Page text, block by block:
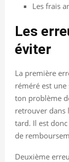
Les frais
Les
éviter
La première
réméré est une
ton problème
retrouver dans
tard. Il est
de
Deuxième